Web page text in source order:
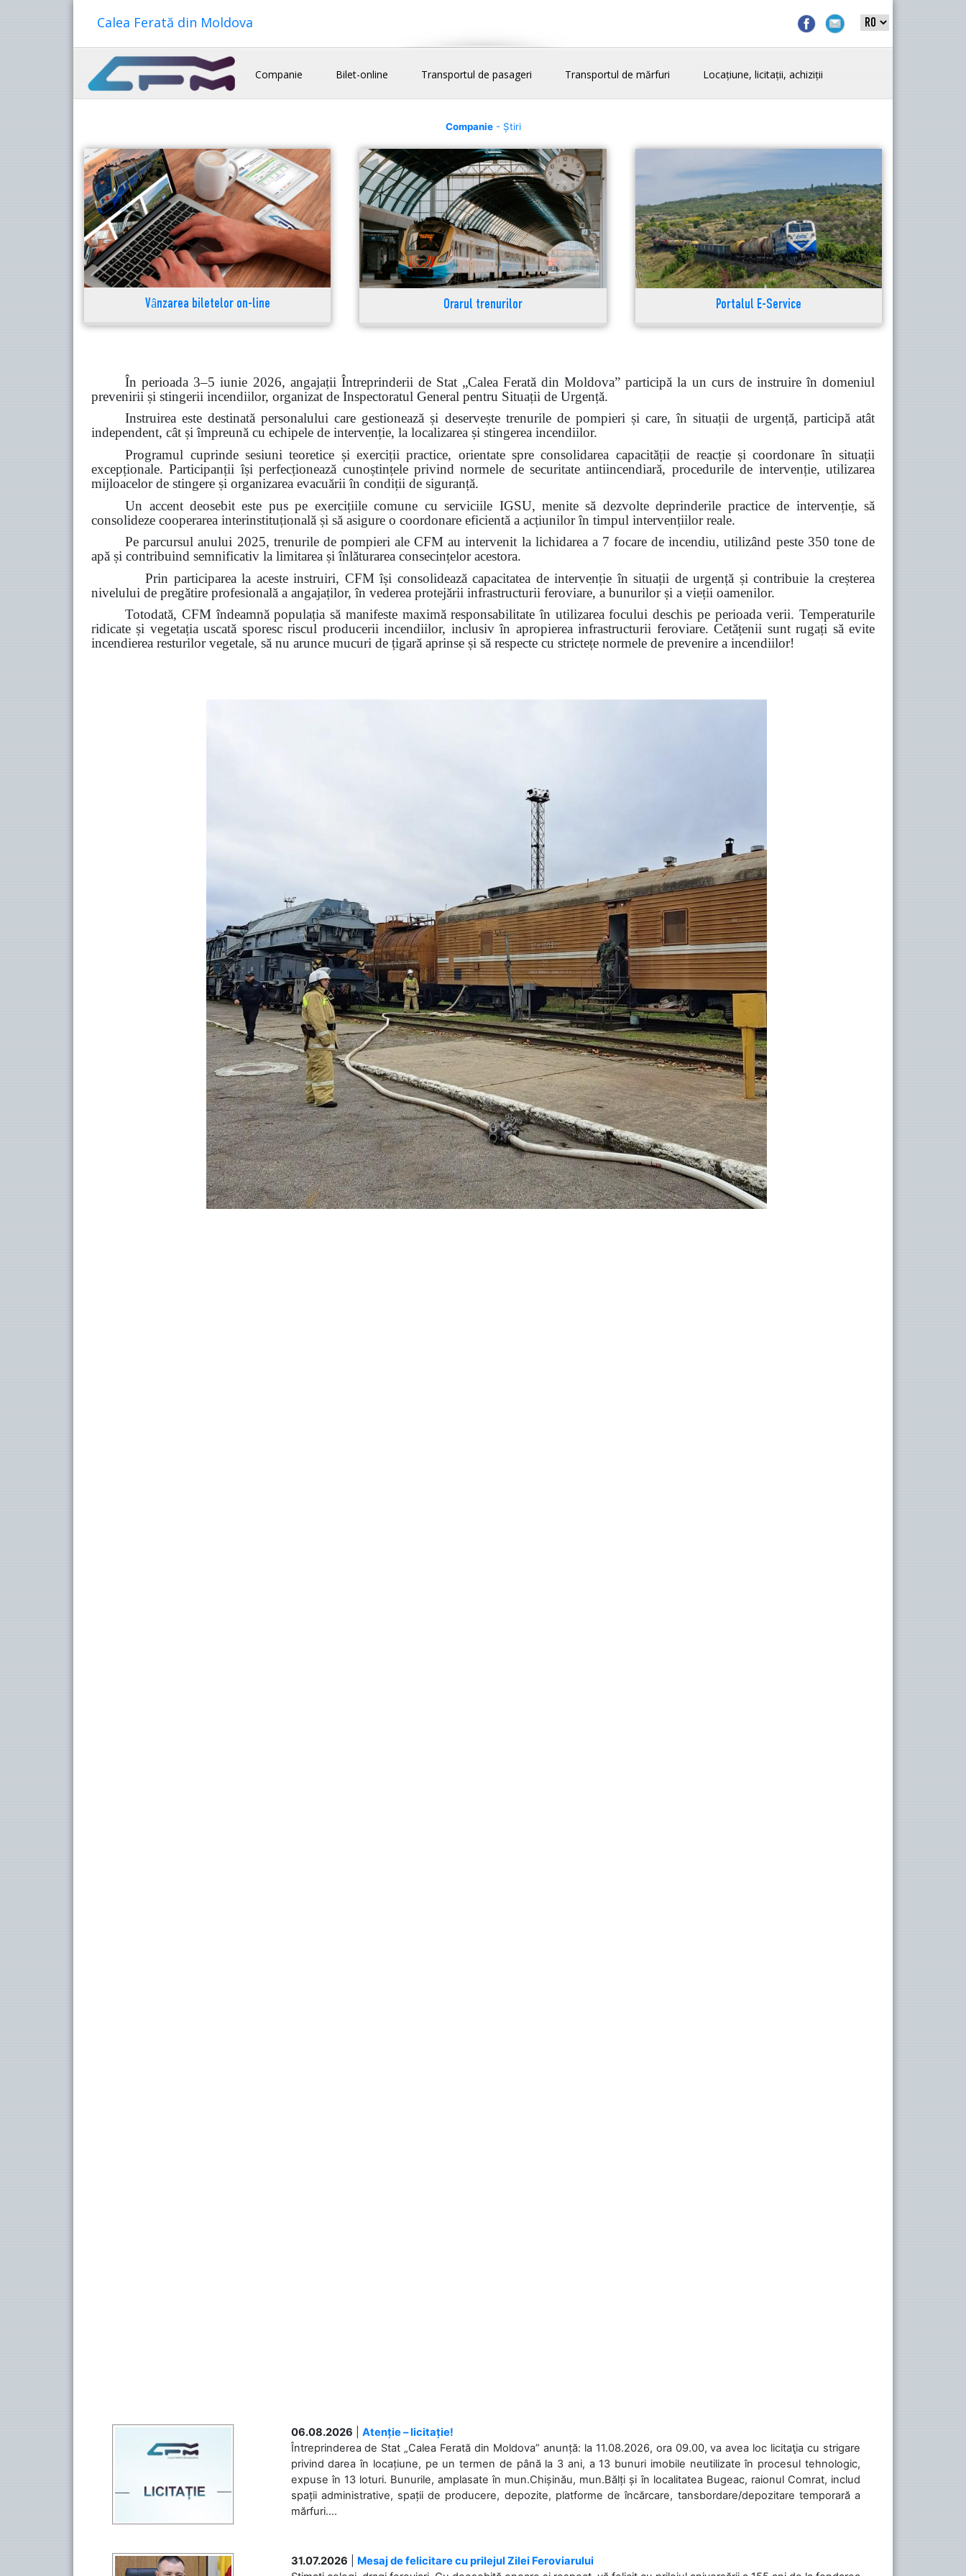
Calea Ferată din Moldova
Companie Bilet-online Transportul de pasageri Transportul de mărfuri Locațiune, licitații, achiziții
Companie- Știri
Vânzarea biletelor on-line Orarul trenurilor Portalul E-Service
În perioada 3–5 iunie 2026, angajații Întreprinderii de Stat „Calea Ferată din Moldova” participă la un curs de instruire în domeniul
prevenirii și stingerii incendiilor, organizat de Inspectoratul General pentru Situații de Urgență.
Instruirea este destinată personalului care gestionează și deservește trenurile de pompieri și care, în situații de urgență, participă atât
independent, cât și împreună cu echipele de intervenție, la localizarea și stingerea incendiilor.
Programul cuprinde sesiuni teoretice și exerciții practice, orientate spre consolidarea capacității de reacție și coordonare în situații
excepționale. Participanții își perfecționează cunoștințele privind normele de securitate antiincendiară, procedurile de intervenție, utilizarea
mijloacelor de stingere și organizarea evacuării în condiții de siguranță.
Un accent deosebit este pus pe exercițiile comune cu serviciile IGSU, menite să dezvolte deprinderile practice de intervenție, să
consolideze cooperarea interinstituțională și să asigure o coordonare eficientă a acțiunilor în timpul intervențiilor reale.
Pe parcursul anului 2025, trenurile de pompieri ale CFM au intervenit la lichidarea a 7 focare de incendiu, utilizând peste 350 tone de
apă și contribuind semnificativ la limitarea și înlăturarea consecințelor acestora.
Prin participarea la aceste instruiri, CFM își consolidează capacitatea de intervenție în situații de urgență și contribuie la creșterea
nivelului de pregătire profesională a angajaților, în vederea protejării infrastructurii feroviare, a bunurilor și a vieții oamenilor.
Totodată, CFM îndeamnă populația să manifeste maximă responsabilitate în utilizarea focului deschis pe perioada verii. Temperaturile
ridicate și vegetația uscată sporesc riscul producerii incendiilor, inclusiv în apropierea infrastructurii feroviare. Cetățenii sunt rugați să evite
incendierea resturilor vegetale, să nu arunce mucuri de țigară aprinse și să respecte cu strictețe normele de prevenire a incendiilor!
06.08.2026
Atenție – licitație!
Întreprinderea de Stat „Calea Ferată din Moldova” anunță: la 11.08.2026, ora 09.00, va avea loc licitaţia cu strigare
privind darea în locațiune, pe un termen de până la 3 ani, a 13 bunuri imobile neutilizate în procesul tehnologic,
expuse în 13 loturi. Bunurile, amplasate în mun.Chișinău, mun.Bălți și în localitatea Bugeac, raionul Comrat, includ
spații administrative, spații de producere, depozite, platforme de încărcare, tansbordare/depozitare temporară a
mărfuri....
31.07.2026
Mesaj de felicitare cu prilejul Zilei Feroviarului